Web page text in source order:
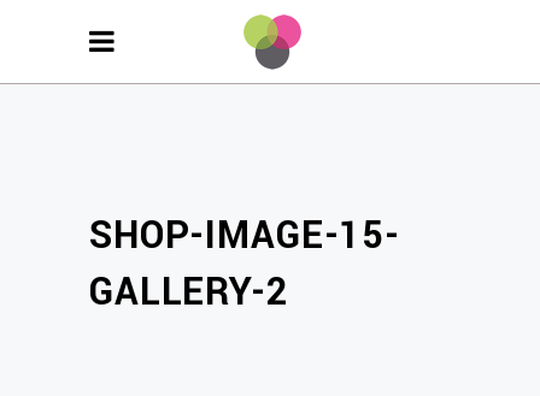
SHOP-IMAGE-15-
GALLERY-2